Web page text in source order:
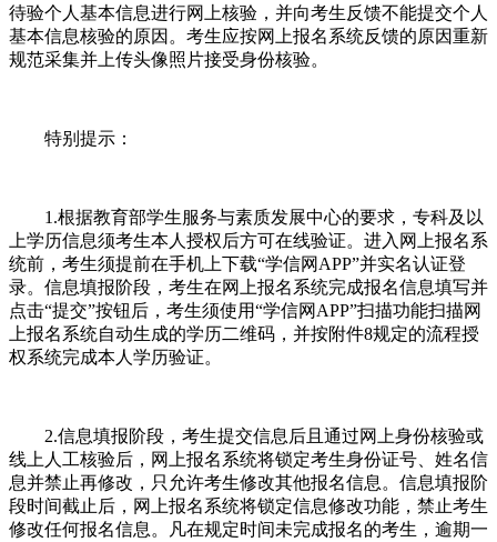
待验个人基本信息进行网上核验，并向考生反馈不能提交个人
基本信息核验的原因。考生应按网上报名系统反馈的原因重新
规范采集并上传头像照片接受身份核验。
特别提示：
1.根据教育部学生服务与素质发展中心的要求，专科及以
上学历信息须考生本人授权后方可在线验证。进入网上报名系
统前，考生须提前在手机上下载“学信网APP”并实名认证登
录。信息填报阶段，考生在网上报名系统完成报名信息填写并
点击“提交”按钮后，考生须使用“学信网APP”扫描功能扫描网
上报名系统自动生成的学历二维码，并按附件8规定的流程授
权系统完成本人学历验证。
2.信息填报阶段，考生提交信息后且通过网上身份核验或
线上人工核验后，网上报名系统将锁定考生身份证号、姓名信
息并禁止再修改，只允许考生修改其他报名信息。信息填报阶
段时间截止后，网上报名系统将锁定信息修改功能，禁止考生
修改任何报名信息。凡在规定时间未完成报名的考生，逾期一